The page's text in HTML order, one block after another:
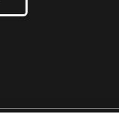
nouvel onglet
un nouvel onglet